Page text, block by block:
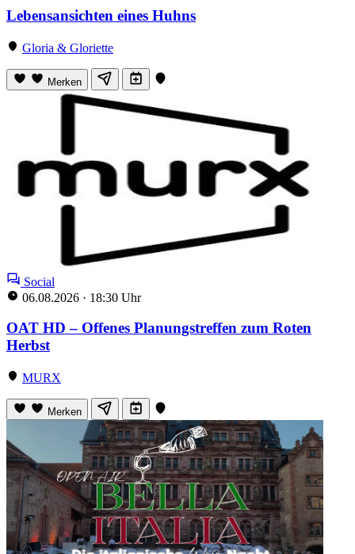
Lebensansichten eines Huhns
Gloria & Gloriette
Merken
Social
06.08.2026 · 18:30 Uhr
OAT HD – Offenes Planungstreffen zum Roten
Herbst
MURX
Merken